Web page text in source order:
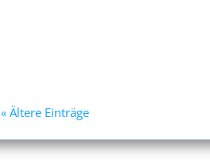
« Ältere Einträge